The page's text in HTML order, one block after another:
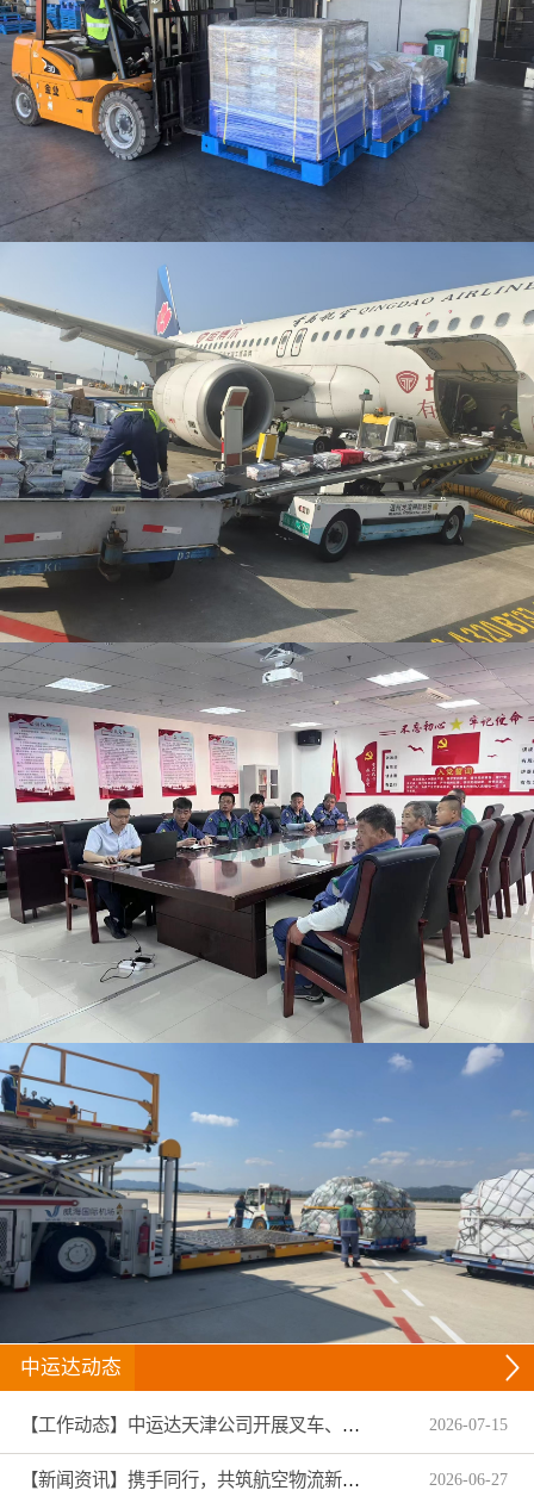
中运达动态
【工作动态】中运达天津公司开展叉车、拖头车技能趣味竞赛 2026-07-15
【新闻资讯】携手同行，共筑航空物流新生态——中运达集团圆满收官2026亚洲物流双年展 2026-06-27